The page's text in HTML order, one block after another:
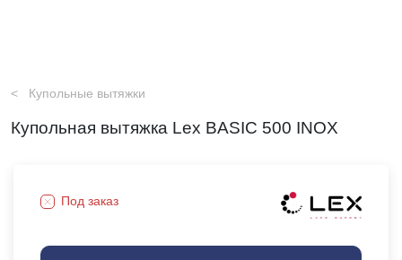
Купольные вытяжки
Купольная вытяжка Lex BASIC 500 INOX
Под заказ